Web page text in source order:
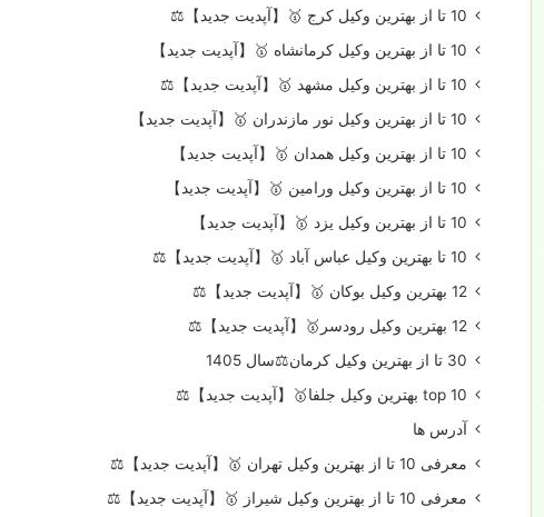
10 تا از بهترین وکیل کرج 🥇【آپدیت جدید】⚖️
10 تا از بهترین وکیل کرمانشاه 🥇【آپدیت جدید】
10 تا از بهترین وکیل مشهد 🥇【آپدیت جدید】⚖️
10 تا از بهترین وکیل نور مازندران 🥇【آپدیت جدید】
10 تا از بهترین وکیل همدان 🥇【آپدیت جدید】
10 تا از بهترین وکیل ورامین 🥇【آپدیت جدید】
10 تا از بهترین وکیل یزد 🥇【آپدیت جدید】
10 تا بهترین وکیل عباس آباد 🥇【آپدیت جدید】⚖️
12 بهترین وکیل بوکان 🥇【آپدیت جدید】⚖️
12 بهترین وکیل رودسر🥇【آپدیت جدید】⚖️
30 تا از بهترین وکیل کرمان⚖️سال 1405
top 10 بهترین وکیل جلفا🥇【آپدیت جدید】⚖️
آدرس ها
معرفی 10 تا از بهترین وکیل تهران 🥇【آپدیت جدید】⚖️
معرفی 10 تا از بهترین وکیل شیراز 🥇【آپدیت جدید】⚖️